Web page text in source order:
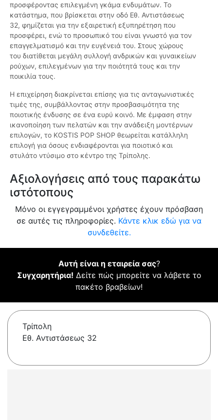
προσφέροντας επιλεγμένη γκάμα ενδυμάτων. Το
κατάστημα, που βρίσκεται στην οδό Εθ. Αντιστάσεως
32, φημίζεται για την εξαιρετική εξυπηρέτηση που
προσφέρει, ενώ το προσωπικό του είναι γνωστό για τον
επαγγελματισμό και την ευγένειά του. Στους χώρους
του διατίθεται μεγάλη συλλογή ανδρικών και γυναικείων
ρούχων, επιλεγμένων για την ποιότητά τους και την
ποικιλία τους.
Η επιχείρηση διακρίνεται επίσης για τις ανταγωνιστικές
τιμές της, συμβάλλοντας στην προσβασιμότητα της
ποιοτικής ένδυσης σε ένα ευρύ κοινό. Με έμφαση στην
ικανοποίηση των πελατών και την ανάδειξη μοντέρνων
επιλογών, το KOSTIS POP SHOP θεωρείται κατάλληλη
επιλογή για όσους ενδιαφέρονται για ποιοτικό και
στυλάτο ντύσιμο στο κέντρο της Τρίπολης.
Αξιολογήσεις από τους παρακάτω
ιστότοπους
Μόνο οι εγγεγραμμένοι χρήστες έχουν πρόσβαση
σε αυτές τις πληροφορίες. Κάντε κλικ εδώ για να
συνδεθείτε.
Αυτή είναι η εταιρεία σας?
Συγχαρητήρια! Δείτε πώς μπορείτε να λάβετε το
πακέτο βραβείων!
Τρίπολη
Εθ. Αντιστάσεως 32